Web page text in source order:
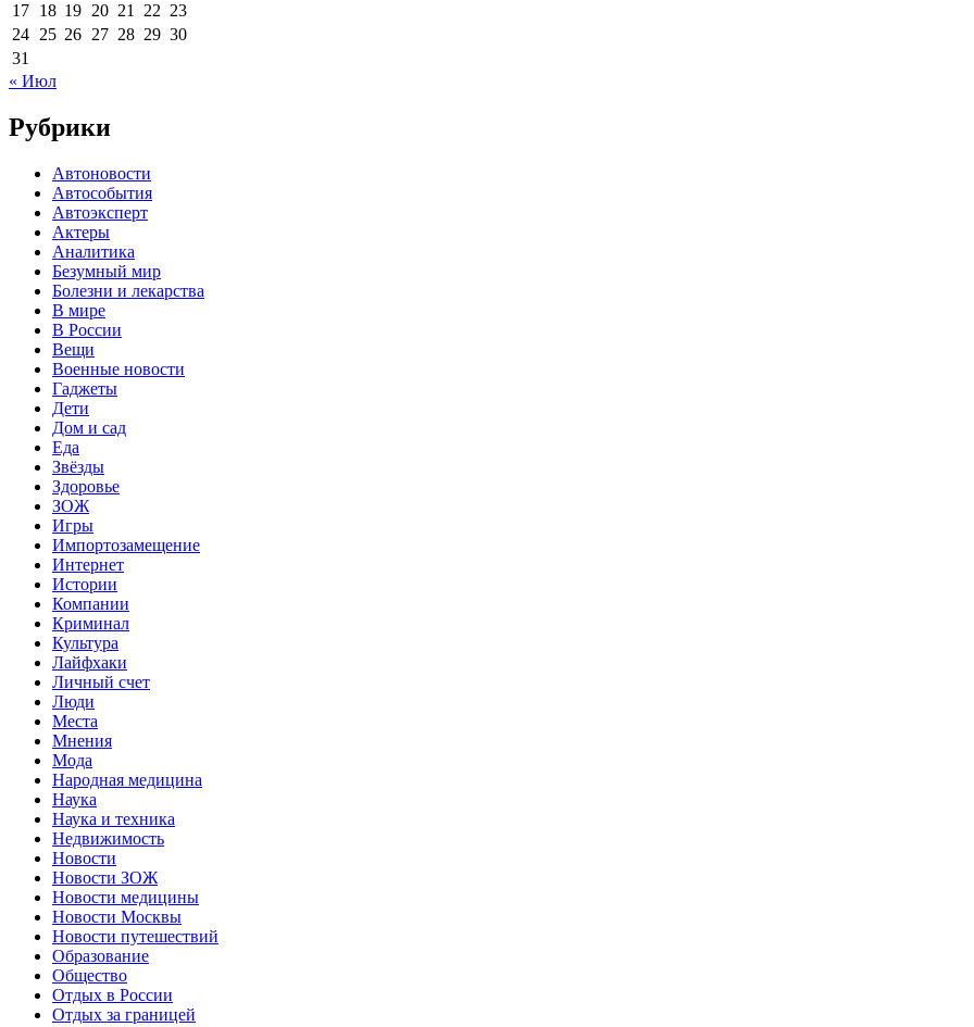
17 18 19 20 21 22 23
24 25 26 27 28 29 30
31
« Июл
Рубрики
Автоновости
Автособытия
Автоэксперт
Актеры
Аналитика
Безумный мир
Болезни и лекарства
В мире
В России
Вещи
Военные новости
Гаджеты
Дети
Дом и сад
Еда
Звёзды
Здоровье
ЗОЖ
Игры
Импортозамещение
Интернет
Истории
Компании
Криминал
Культура
Лайфхаки
Личный счет
Люди
Места
Мнения
Мода
Народная медицина
Наука
Наука и техника
Недвижимость
Новости
Новости ЗОЖ
Новости медицины
Новости Москвы
Новости путешествий
Образование
Общество
Отдых в России
Отдых за границей